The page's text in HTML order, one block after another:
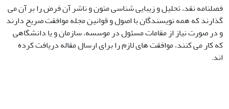
فصلنامه نقد، تحلیل و زیبایی شناسی متون و ناشر آن فرض را بر آن می
گذارند که همه نویسندگان با اصول و قوانین مجله موافقت صریح دارند
و در صورت نیاز از مقامات مسئول در موسسه، سازمان و یا دانشگاهی
که کار می کنند، موافقت های لازم را برای ارسال مقاله دریافت کرده
اند.